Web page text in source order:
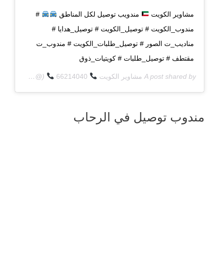
مشاوير الكويت مندويب توصيل لكل المناطق
#
مندوب_الكويت # توصيل_الكويت # توصيل_هدايا #
مناديب_ت الصور # توصيل_طلبات_الكويت # مندوب_ت
مقتطف # توصيل_طلبات # كويتيات_ذوق
A post shared by مشاوير الكويت (@q8deliverycom) on
مندوب توصيل في الرحاب